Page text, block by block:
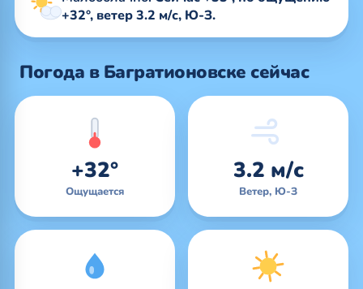
+32°, ветер 3.2 м/с, Ю-З.
Погода в Багратионовске сейчас
+32°
Ощущается
3.2 м/с
Ветер, Ю-З